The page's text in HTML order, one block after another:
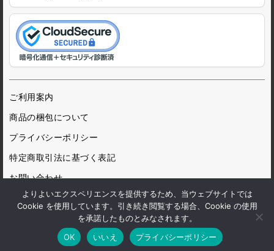
ご利用案内
商品の梱包について
プライバシーポリシー
特定商取引法に基づく表記
お問い合わせ
© 1972 Marumiya Gangu Ltd.
よりよいエクスペリエンスを提供するため、当ウェブサイトでは
Cookie を使用しています。引き続き閲覧する場合、Cookie の使用
を承諾したものとみなされます。
OK
いいえ プライバシーポリシー